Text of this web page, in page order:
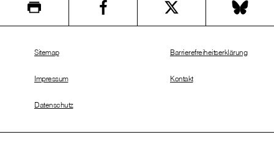
Sitemap
Impressum
Datenschutz
Barrierefreiheitserklärung
Kontakt